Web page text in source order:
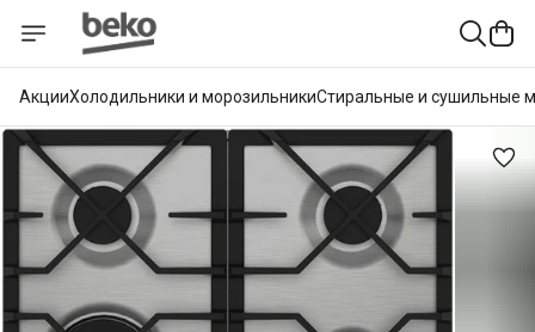
АкцииХолодильники и морозильникиСтиральные и сушильные